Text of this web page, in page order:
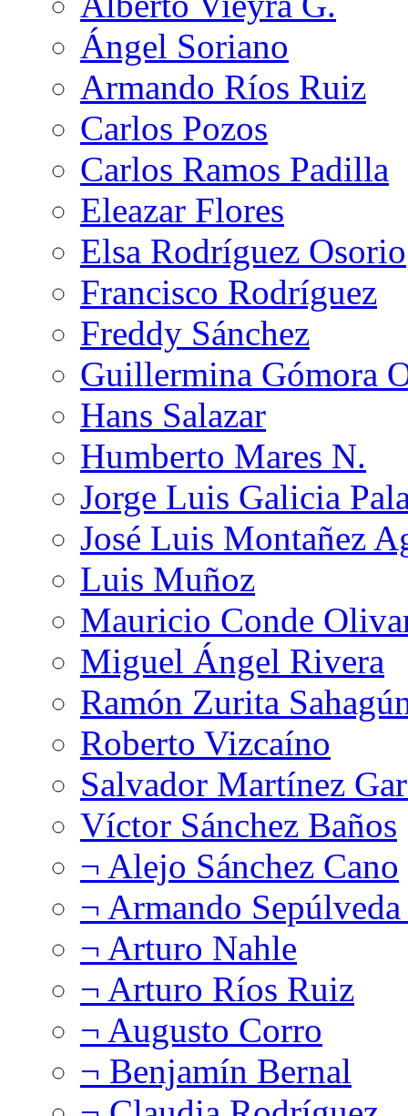
Ángel Soriano
Armando Ríos Ruiz
Carlos Pozos
Carlos Ramos Padilla
Eleazar Flores
Elsa Rodríguez Osorio
Francisco Rodríguez
Freddy Sánchez
Guillermina Gómora
Hans Salazar
Humberto Mares N.
Jorge Luis Galicia
José Luis Montañez
Luis Muñoz
Mauricio Conde
Miguel Ángel Rivera
Ramón Zurita
Roberto Vizcaíno
Salvador Martínez
Víctor Sánchez Baños
¬ Alejo Sánchez Cano
¬ Armando
¬ Arturo Nahle
¬ Arturo Ríos Ruiz
¬ Augusto Corro
¬ Benjamín Bernal